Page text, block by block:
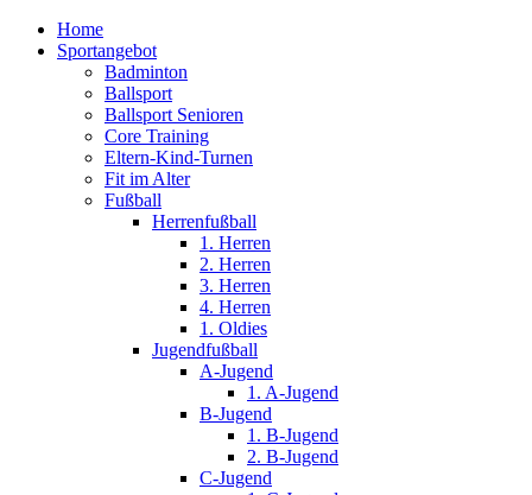
Home
Sportangebot
Badminton
Ballsport
Ballsport Senioren
Core Training
Eltern-Kind-Turnen
Fit im Alter
Fußball
Herrenfußball
1. Herren
2. Herren
3. Herren
4. Herren
1. Oldies
Jugendfußball
A-Jugend
1. A-Jugend
B-Jugend
1. B-Jugend
2. B-Jugend
C-Jugend